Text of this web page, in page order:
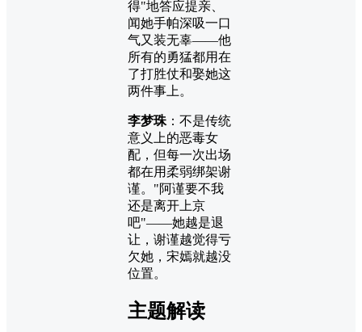
得"地答应提亲、
闻她手帕深吸一口
气又装无辜——他
所有的勇猛都用在
了打胜仗和娶她这
两件事上。
李梦珠 ：不是传统
意义上的恶毒女
配，但每一次出场
都在用柔弱绑架谢
谨。"阿谨要不我
还是离开上京
吧"——她越是退
让，谢谨越觉得亏
欠她，宋嫣就越没
位置。
主题解读